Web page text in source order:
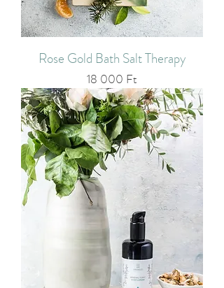
Rose Gold Bath Salt Therapy
Ár
18 000 Ft